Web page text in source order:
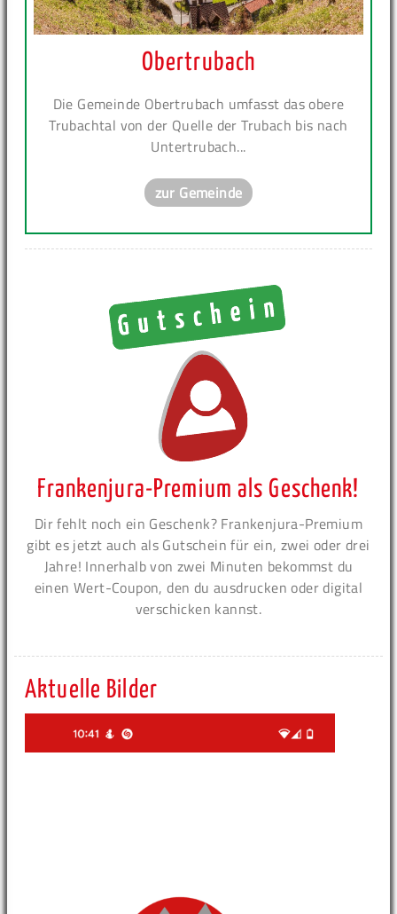
Obertrubach
Die Gemeinde Obertrubach umfasst das obere
Trubachtal von der Quelle der Trubach bis nach
Untertrubach...
zur Gemeinde
Frankenjura-Premium als Geschenk!
Dir fehlt noch ein Geschenk? Frankenjura-Premium
gibt es jetzt auch als Gutschein für ein, zwei oder drei
Jahre! Innerhalb von zwei Minuten bekommst du
einen Wert-Coupon, den du ausdrucken oder digital
verschicken kannst.
Aktuelle Bilder